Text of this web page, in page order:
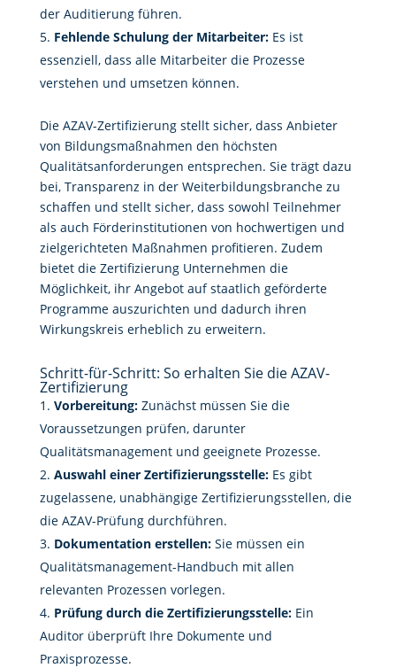
der Auditierung führen.
Fehlende Schulung der Mitarbeiter:Es ist
essenziell, dass alle Mitarbeiter die Prozesse
verstehen und umsetzen können.
Die AZAV-Zertifizierung stellt sicher, dass Anbieter
von Bildungsmaßnahmen den höchsten
Qualitätsanforderungen entsprechen. Sie trägt dazu
bei, Transparenz in der Weiterbildungsbranche zu
schaffen und stellt sicher, dass sowohl Teilnehmer
als auch Förderinstitutionen von hochwertigen und
zielgerichteten Maßnahmen profitieren. Zudem
bietet die Zertifizierung Unternehmen die
Möglichkeit, ihr Angebot auf staatlich geförderte
Programme auszurichten und dadurch ihren
Wirkungskreis erheblich zu erweitern.
Schritt-für-Schritt: So erhalten Sie die AZAV-
Zertifizierung
Vorbereitung:Zunächst müssen Sie die
Voraussetzungen prüfen, darunter
Qualitätsmanagement und geeignete Prozesse.
Auswahl einer Zertifizierungsstelle:Es gibt
zugelassene, unabhängige Zertifizierungsstellen, die
die AZAV-Prüfung durchführen.
Dokumentation erstellen:Sie müssen ein
Qualitätsmanagement-Handbuch mit allen
relevanten Prozessen vorlegen.
Prüfung durch die Zertifizierungsstelle:Ein
Auditor überprüft Ihre Dokumente und
Praxisprozesse.